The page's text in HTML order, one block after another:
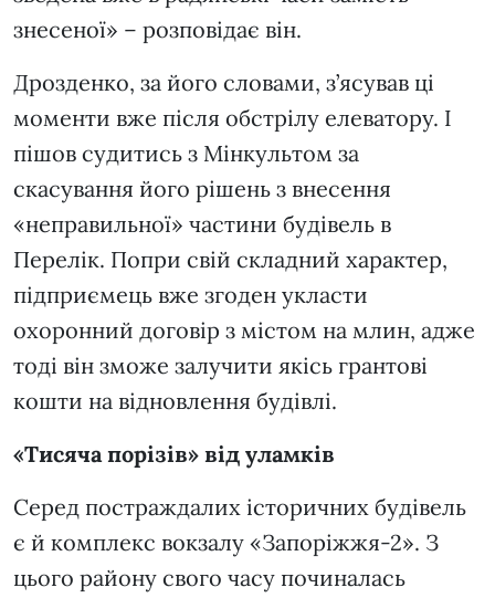
знесеної» – розповідає він.
Дрозденко, за його словами, з’ясував ці
моменти вже після обстрілу елеватору. І
пішов судитись з Мінкультом за
скасування його рішень з внесення
«неправильної» частини будівель в
Перелік. Попри свій складний характер,
підприємець вже згоден укласти
охоронний договір з містом на млин, адже
тоді він зможе залучити якісь грантові
кошти на відновлення будівлі.
«Тисяча порізів» від уламків
Серед постраждалих історичних будівель
є й комплекс вокзалу «Запоріжжя-2». З
цього району свого часу починалась